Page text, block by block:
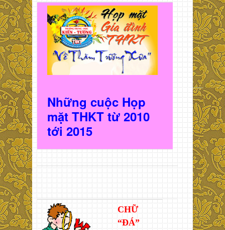
Những cuộc Họp
mặt THKT từ 2010
tới 2015
CHỮ
“ĐÁ”